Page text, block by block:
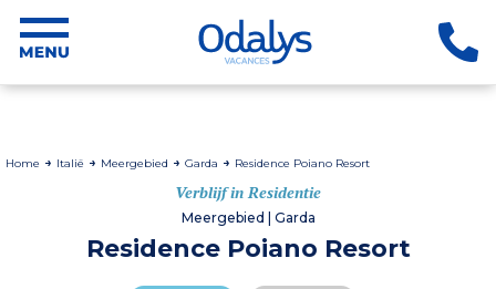
Home Italië Meergebied Garda Residence Poiano Resort
Verblijf in Residentie
Meergebied | Garda
Residence Poiano Resort